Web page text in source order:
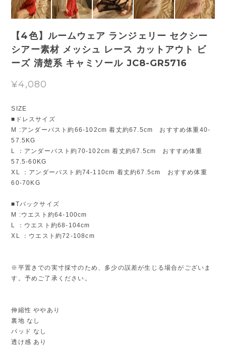
【4色】ルームウェア ランジェリー セクシー
シアー素材 メッシュ レース カットアウト ビ
ーズ 清楚系 キャミソール JC8-GR5716
¥4,080
SIZE
■ドレスサイズ
M :アンダーバスト約66-102cm 着丈約67.5cm おすすめ体重40-
57.5KG
L ：アンダーバスト約70-102cm 着丈約67.5cm おすすめ体重
57.5-60KG
XL ：アンダーバスト約74-110cm 着丈約67.5cm おすすめ体重
60-70KG
■Tバックサイズ
M :ウエスト約64-100cm
L ：ウエスト約68-104cm
XL ：ウエスト約72-108cm
※平置きでの実寸採寸のため、多少の誤差が生じる場合がございま
す。予めご了承ください。
伸縮性 ややあり
裏地 なし
パッド なし
透け感 あり